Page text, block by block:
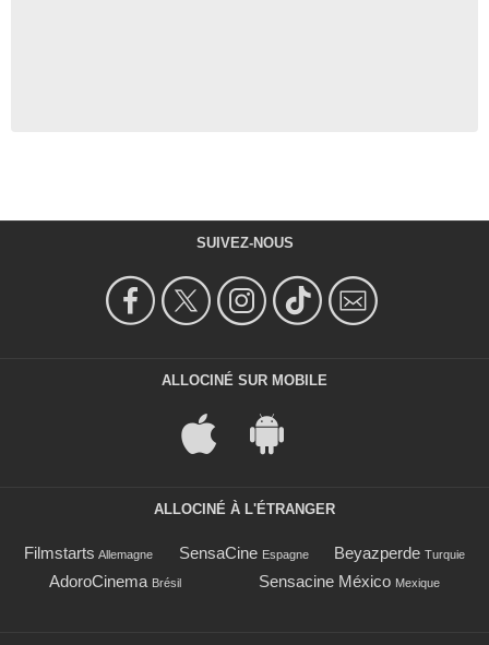
SUIVEZ-NOUS
ALLOCINÉ SUR MOBILE
ALLOCINÉ À L'ÉTRANGER
Filmstarts Allemagne SensaCine Espagne Beyazperde Turquie
AdoroCinema Brésil Sensacine México Mexique